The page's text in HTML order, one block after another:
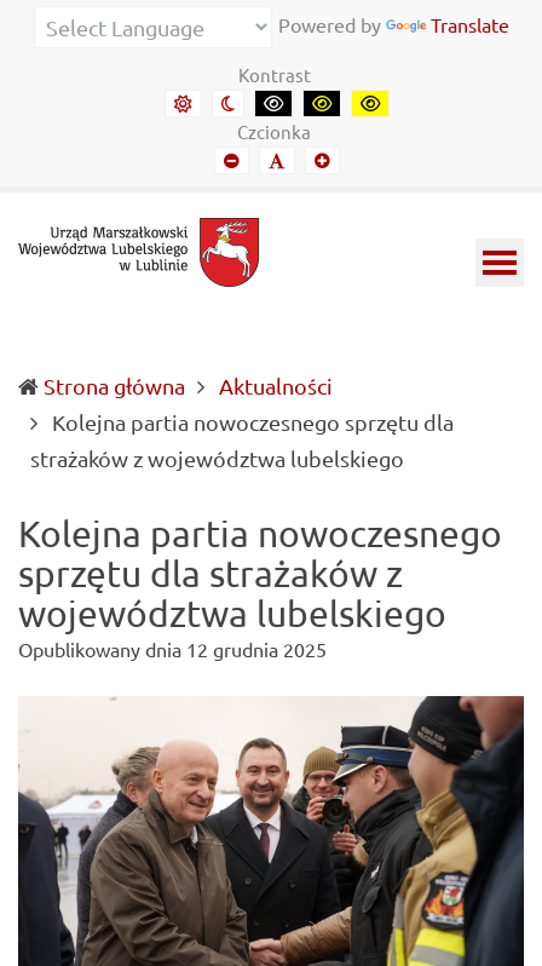
Urząd Marszałkowski Województwa Lubelskiego w
Informacje o wojewódzkich władzach samorządowych i
Powered by Translate
Kontrast
Domyślny kontrast
Kontrast nocny
Kontrast czarny-biały
Kontrast czarny-żółty
Kontrast żółto-
Czcionka
Mniejszy fontDomyślny font
Mniejszy font
Strona główna
Aktualności
Kolejna partia nowoczesnego sprzętu dla
strażaków z województwa lubelskiego
Kolejna partia nowoczesnego
sprzętu dla strażaków z
województwa lubelskiego
Opublikowany dnia 12 grudnia 2025